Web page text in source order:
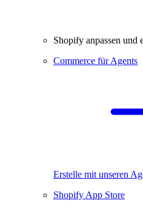
Shopify anpassen und
Commerce für Agents
Erstelle mit unseren
Shopify App Store